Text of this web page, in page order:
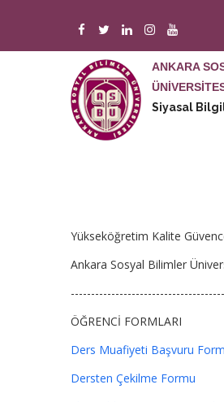
atla
ANKARA
Siyasal
Yükseköğretim Kalite
Ankara Sosyal Bilimler
ÖĞRENCİ FORMLARI
Ders Muafiyeti Başvuru
Dersten Çekilme Formu